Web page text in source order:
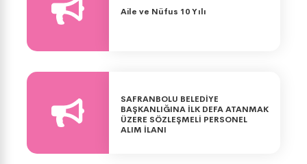
Aile ve Nüfus 10 Yılı
SAFRANBOLU BELEDİYE
BAŞKANLIĞINA İLK DEFA ATANMAK
ÜZERE SÖZLEŞMELİ PERSONEL
ALIM İLANI